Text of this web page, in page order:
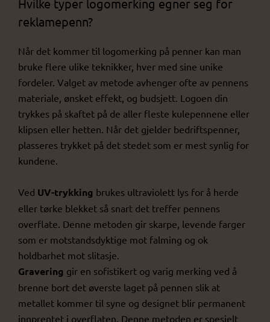
Hvilke typer logomerking egner seg for
reklamepenn?
Når det kommer til logomerking på penner kan man
bruke flere ulike teknikker, hver med sine unike
fordeler. Valget av metode avhenger ofte av pennens
materiale, ønsket effekt, og budsjett. Logoen din
trykkes på skaftet på de aller fleste kulepennene eller
klipsen eller hetten. Når det gjelder bedriftspenner,
plasseres trykket på det stedet som er mest synlig for
kundene.
Ved UV-trykking brukes ultraviolett lys for å herde
eller tørke blekket så snart det treffer pennens
overflate. Denne metoden gir skarpe, levende farger
som er motstandsdyktige mot falming og ok
holdbarhet mot slitasje.
Gravering gir en sofistikert og varig merking ved å
brenne bort det øverste laget på pennen slik at
metallet kommer til syne og designet blir permanent
innprentet i overflaten. Denne metoden er spesielt